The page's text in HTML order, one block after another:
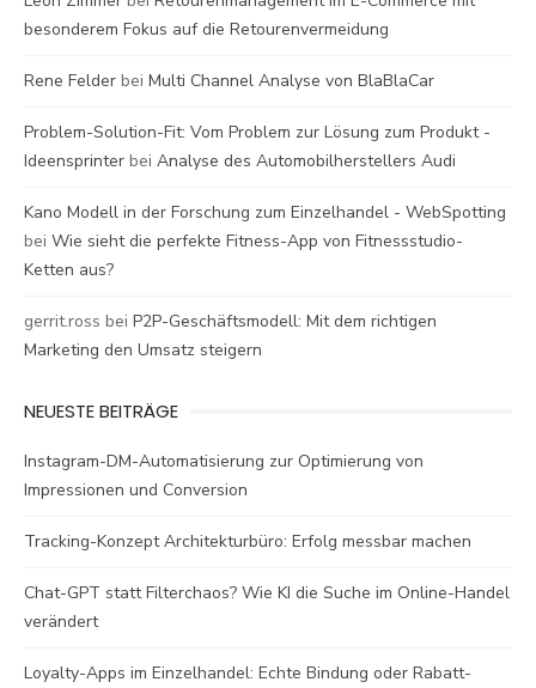
besonderem Fokus auf die Retourenvermeidung
Rene Felder bei Multi Channel Analyse von BlaBlaCar
Problem-Solution-Fit: Vom Problem zur Lösung zum Produkt -
Ideensprinter bei Analyse des Automobilherstellers Audi
Kano Modell in der Forschung zum Einzelhandel - WebSpotting
bei Wie sieht die perfekte Fitness-App von Fitnessstudio-
Ketten aus?
gerrit.ross bei P2P-Geschäftsmodell: Mit dem richtigen
Marketing den Umsatz steigern
NEUESTE BEITRÄGE
Instagram-DM-Automatisierung zur Optimierung von
Impressionen und Conversion
Tracking-Konzept Architekturbüro: Erfolg messbar machen
Chat-GPT statt Filterchaos? Wie KI die Suche im Online-Handel
verändert
Loyalty-Apps im Einzelhandel: Echte Bindung oder Rabatt-